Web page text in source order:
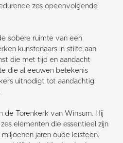
zes opeenvolgende
sobere ruimte van een
kunstenaars in stilte aan
die met tijd en aandacht
die al eeuwen betekenis
uitnodigt tot aandachtig
de Torenkerk van Winsum. Hij
elementen die essentieel zijn
jaren oude leisteen.